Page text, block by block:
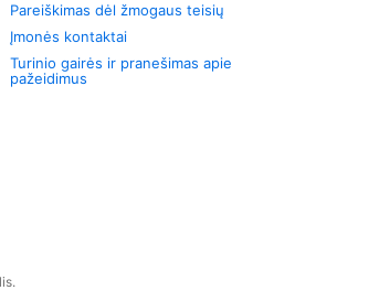
Pareiškimas dėl žmogaus teisių
Įmonės kontaktai
Turinio gairės ir pranešimas apie
pažeidimus